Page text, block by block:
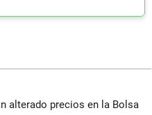
alterado precios en la Bolsa